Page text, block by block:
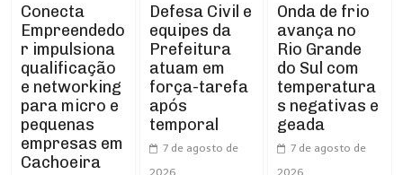
Conecta
Empreendedo
r impulsiona
qualificação
e networking
para micro e
pequenas
empresas em
Cachoeira
Defesa Civil e
equipes da
Prefeitura
atuam em
força-tarefa
após
temporal
7 de agosto de
2026
Onda de frio
avança no
Rio Grande
do Sul com
temperatura
s negativas e
geada
7 de agosto de
2026